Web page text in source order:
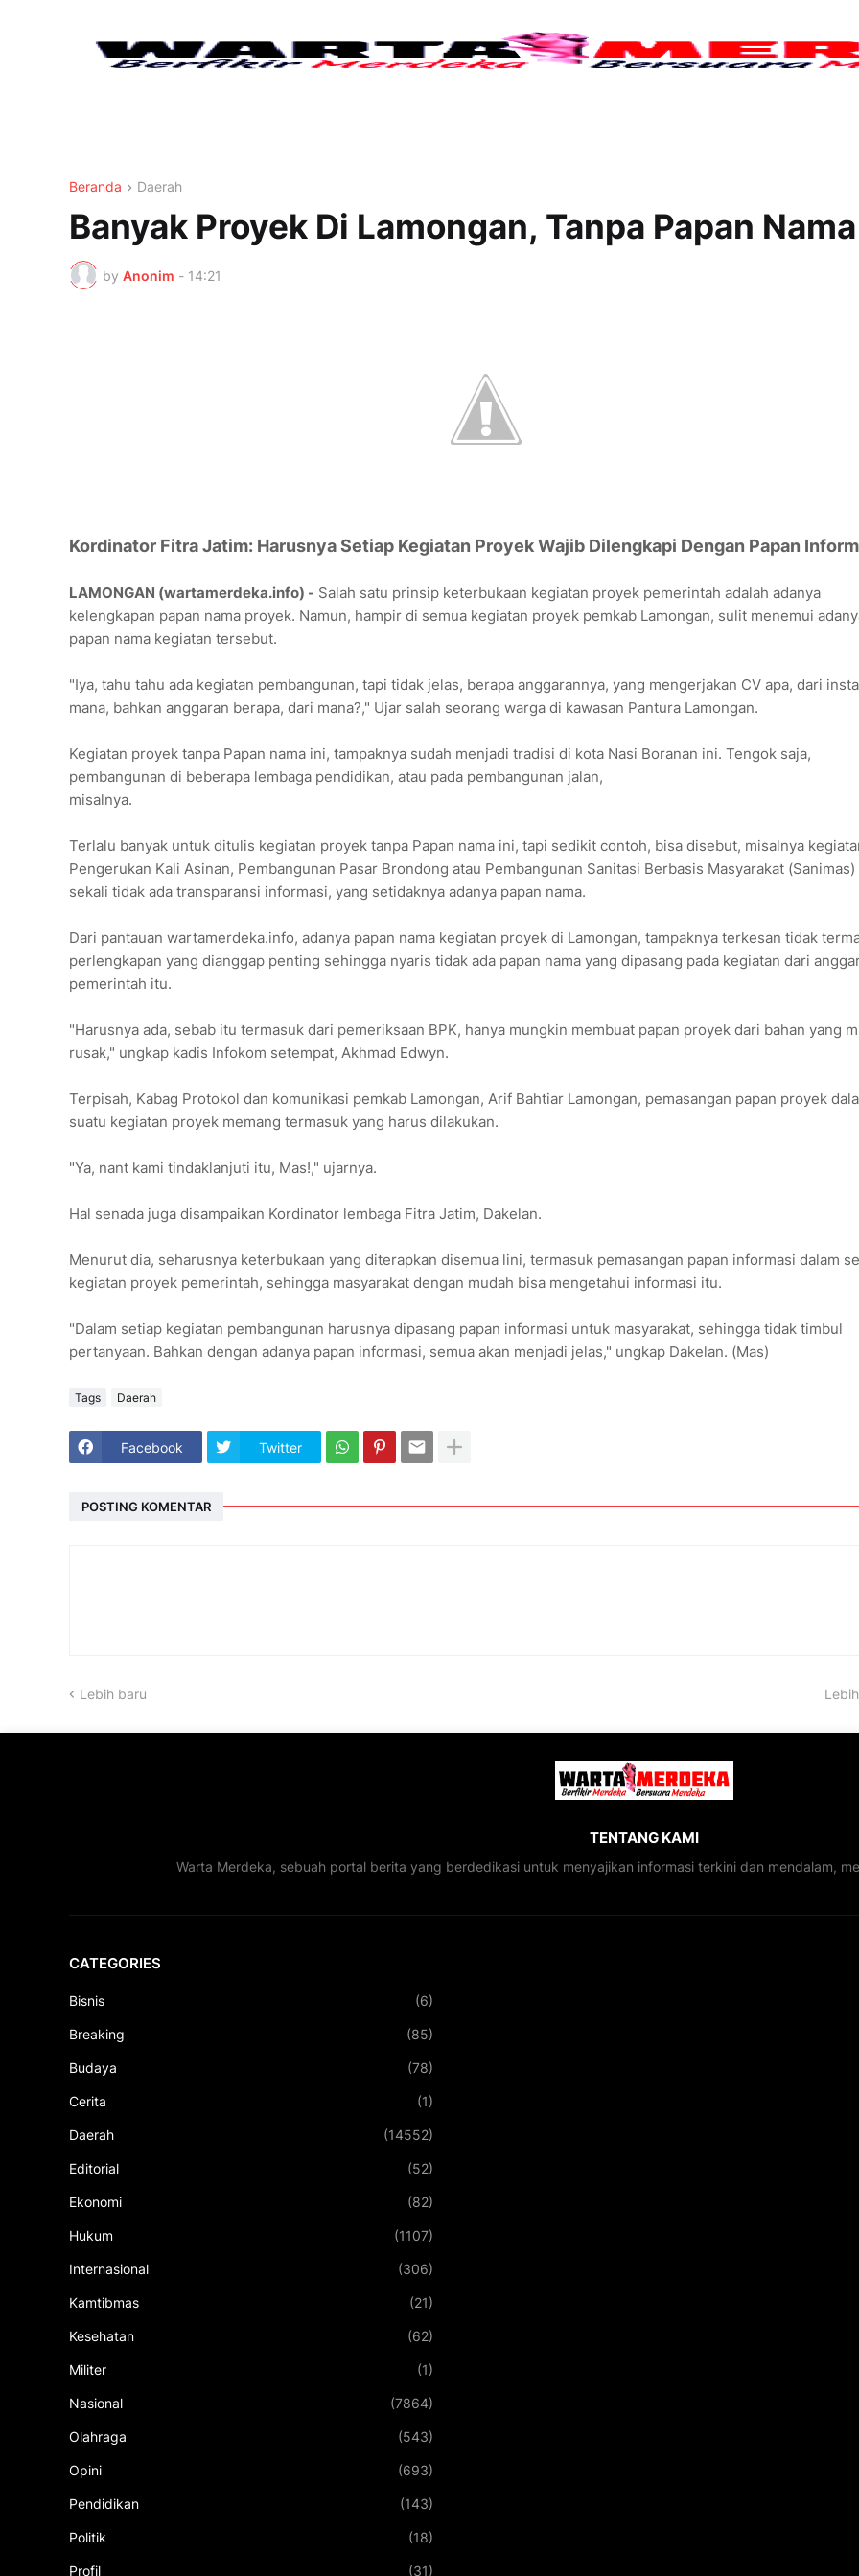
Beranda Daerah
Banyak Proyek Di Lamongan, Tanpa Papan Nama
by Anonim - 14:21
Kordinator Fitra Jatim: Harusnya Setiap Kegiatan Proyek Wajib Dilengkapi Dengan Papan
LAMONGAN (wartamerdeka.info) - Salah satu prinsip keterbukaan kegiatan proyek pemerintah adalah adanya
kelengkapan papan nama proyek. Namun, hampir di semua kegiatan proyek pemkab Lamongan, sulit menemui
papan nama kegiatan tersebut.
"Iya, tahu tahu ada kegiatan pembangunan, tapi tidak jelas, berapa anggarannya, yang mengerjakan CV apa, dari
mana, bahkan anggaran berapa, dari mana?," Ujar salah seorang warga di kawasan Pantura Lamongan.
Kegiatan proyek tanpa Papan nama ini, tampaknya sudah menjadi tradisi di kota Nasi Boranan ini. Tengok saja,
pembangunan di beberapa lembaga pendidikan, atau pada pembangunan jalan,
misalnya.
Terlalu banyak untuk ditulis kegiatan proyek tanpa Papan nama ini, tapi sedikit contoh, bisa disebut, misalnya
Pengerukan Kali Asinan, Pembangunan Pasar Brondong atau Pembangunan Sanitasi Berbasis Masyarakat (Sanimas)
sekali tidak ada transparansi informasi, yang setidaknya adanya papan nama.
Dari pantauan wartamerdeka.info, adanya papan nama kegiatan proyek di Lamongan, tampaknya terkesan tidak
perlengkapan yang dianggap penting sehingga nyaris tidak ada papan nama yang dipasang pada kegiatan dari
pemerintah itu.
"Harusnya ada, sebab itu termasuk dari pemeriksaan BPK, hanya mungkin membuat papan proyek dari bahan yang
rusak," ungkap kadis Infokom setempat, Akhmad Edwyn.
Terpisah, Kabag Protokol dan komunikasi pemkab Lamongan, Arif Bahtiar Lamongan, pemasangan papan proyek
suatu kegiatan proyek memang termasuk yang harus dilakukan.
"Ya, nant kami tindaklanjuti itu, Mas!," ujarnya.
Hal senada juga disampaikan Kordinator lembaga Fitra Jatim, Dakelan.
Menurut dia, seharusnya keterbukaan yang diterapkan disemua lini, termasuk pemasangan papan informasi dalam
kegiatan proyek pemerintah, sehingga masyarakat dengan mudah bisa mengetahui informasi itu.
"Dalam setiap kegiatan pembangunan harusnya dipasang papan informasi untuk masyarakat, sehingga tidak timbul
pertanyaan. Bahkan dengan adanya papan informasi, semua akan menjadi jelas," ungkap Dakelan. (Mas)
Tags Daerah
Facebook Twitter
POSTING KOMENTAR
Lebih baru
TENTANG KAMI
Warta Merdeka, sebuah portal berita yang berdedikasi untuk menyajikan informasi terkini dan mendalam,
CATEGORIES
Bisnis (6)
Breaking (85)
Budaya (78)
Cerita (1)
Daerah (14552)
Editorial (52)
Ekonomi (82)
Hukum (1107)
Internasional (306)
Kamtibmas (21)
Kesehatan (62)
Militer (1)
Nasional (7864)
Olahraga (543)
Opini (693)
Pendidikan (143)
Politik (18)
Profil (31)